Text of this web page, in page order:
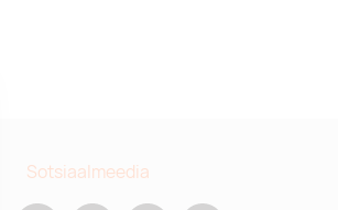
Sotsiaalmeedia